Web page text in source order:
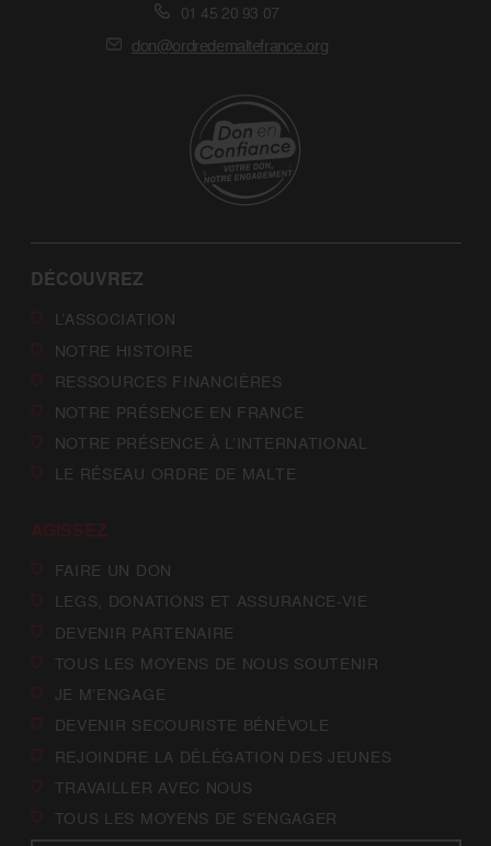
01 45 20 93 07
don@ordredemaltefrance.org
DÉCOUVREZ
L’ASSOCIATION
NOTRE HISTOIRE
RESSOURCES FINANCIÈRES
NOTRE PRÉSENCE EN FRANCE
NOTRE PRÉSENCE À L’INTERNATIONAL
LE RÉSEAU ORDRE DE MALTE
AGISSEZ
FAIRE UN DON
LEGS, DONATIONS ET ASSURANCE-VIE
DEVENIR PARTENAIRE
TOUS LES MOYENS DE NOUS SOUTENIR
JE M’ENGAGE
DEVENIR SECOURISTE BÉNÉVOLE
REJOINDRE LA DÉLÉGATION DES JEUNES
TRAVAILLER AVEC NOUS
TOUS LES MOYENS DE S’ENGAGER